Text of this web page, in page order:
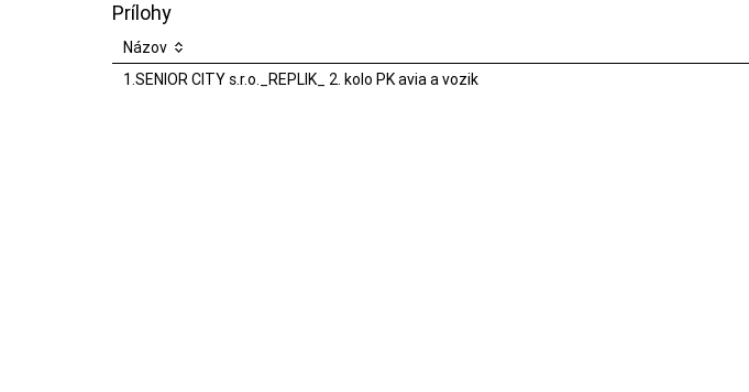
Prílohy
Názov
1.SENIOR CITY s.r.o._REPLIK_ 2. kolo PK avia a vozik